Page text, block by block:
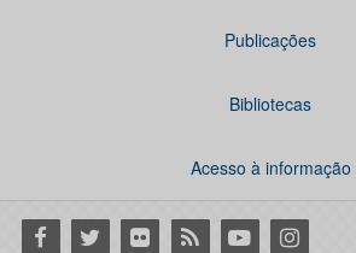
Publicações
Bibliotecas
Acesso à informação
Facebook
Twitter Flickr RSS YoutubeInstagram